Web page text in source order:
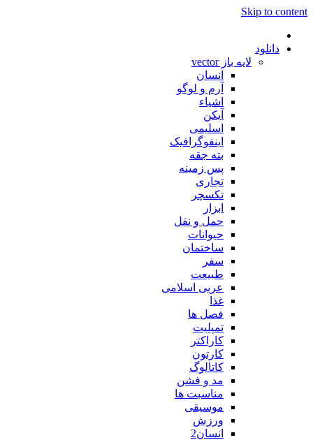
Skip to content
دانلود
لایه باز vector
انسان
آرم و لوگو
اشیاء
آیکن
اسلیمی
اینفوگرافیک
بته جقه
پس زمینه
تجاری
تکسچر
ابزار
حمل و نقل
حیوانات
ساختمان
سفر
طبیعت
عربی اسلامی
غذا
فصل ها
تمپلیت
کاراکتر
کارتون
کاتالوگ
مد و فشن
مناسبت ها
موسیقی
ورزش
انسان2